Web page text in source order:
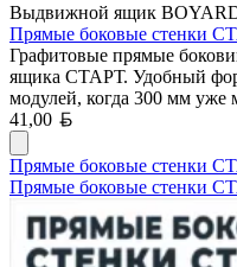
Выдвижной ящик
Прямые боковые стенки
Графитовые прямые
ящика СТАРТ. Удобный
модулей, когда 300 мм уже
41,00
Прямые боковые стенки
Прямые боковые стенки